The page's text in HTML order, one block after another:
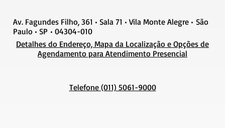
Av. Fagundes Filho, 361 • Sala 71 • Vila Monte Alegre • São
Paulo • SP • 04304-010
Detalhes do Endereço, Mapa da Localização e Opções de
Agendamento para Atendimento Presencial
Telefone (011) 5061-9000